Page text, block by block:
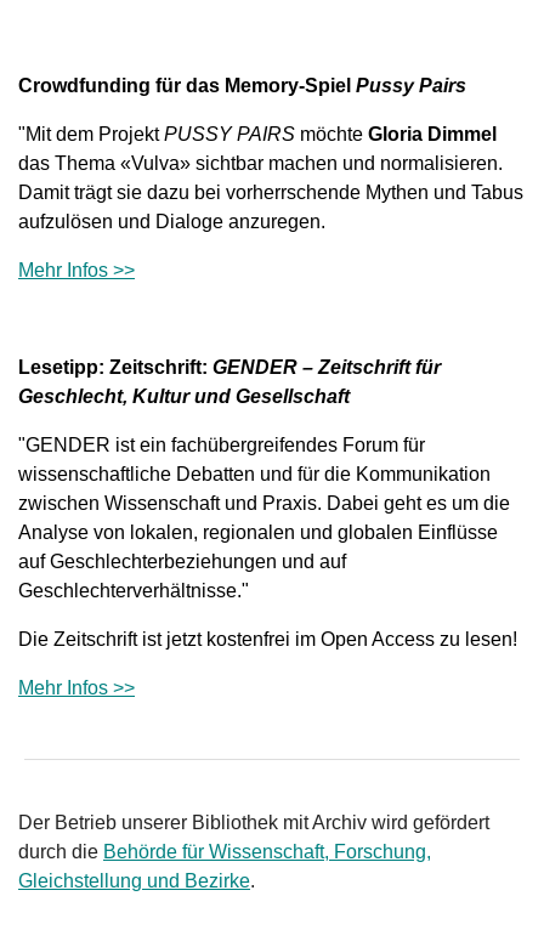
Crowdfunding für das Memory-Spiel Pussy Pairs
"Mit dem ProjektPUSSY PAIRS möchte Gloria Dimmel
das Thema «Vulva» sichtbar machen und normalisieren.
Damit trägt sie dazu bei vorherrschende Mythen und Tabus
aufzulösen und Dialoge anzuregen.
Mehr Infos >>
Lesetipp: Zeitschrift: GENDER – Zeitschrift für
Geschlecht, Kultur und Gesellschaft
"GENDER istein fachübergreifendes Forum für
wissenschaftliche Debatten und für die Kommunikation
zwischen Wissenschaft und Praxis. Dabei geht es um die
Analyse von lokalen, regionalen und globalen Einflüsse
auf Geschlechterbeziehungen und auf
Geschlechterverhältnisse."
Die Zeitschrift ist jetzt kostenfrei im Open Access zu lesen!
Mehr Infos >>
Der Betrieb unserer Bibliothek mit Archiv wird gefördert
durch die Behörde für Wissenschaft, Forschung,
Gleichstellung und Bezirke.